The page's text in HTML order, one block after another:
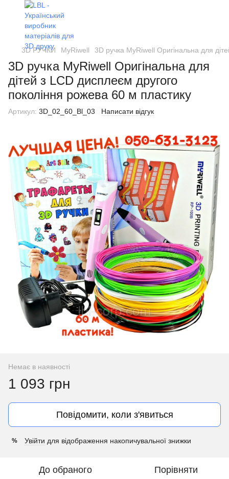
3D РУЧКИ MyRiwell 3D ручка MyRiwell Оригінальна для
3D ручка MyRiwell Оригінальна для
дітей з LCD дисплеєм другого
покоління рожева 60 м пластику
Артикул: 3D_02_60_Bl_03 Написати відгук
Немає в наявності
1 093 грн
Повідомити, коли з'явиться
% Увійти для відображення накопичувальної знижки
До обраного Порівняти